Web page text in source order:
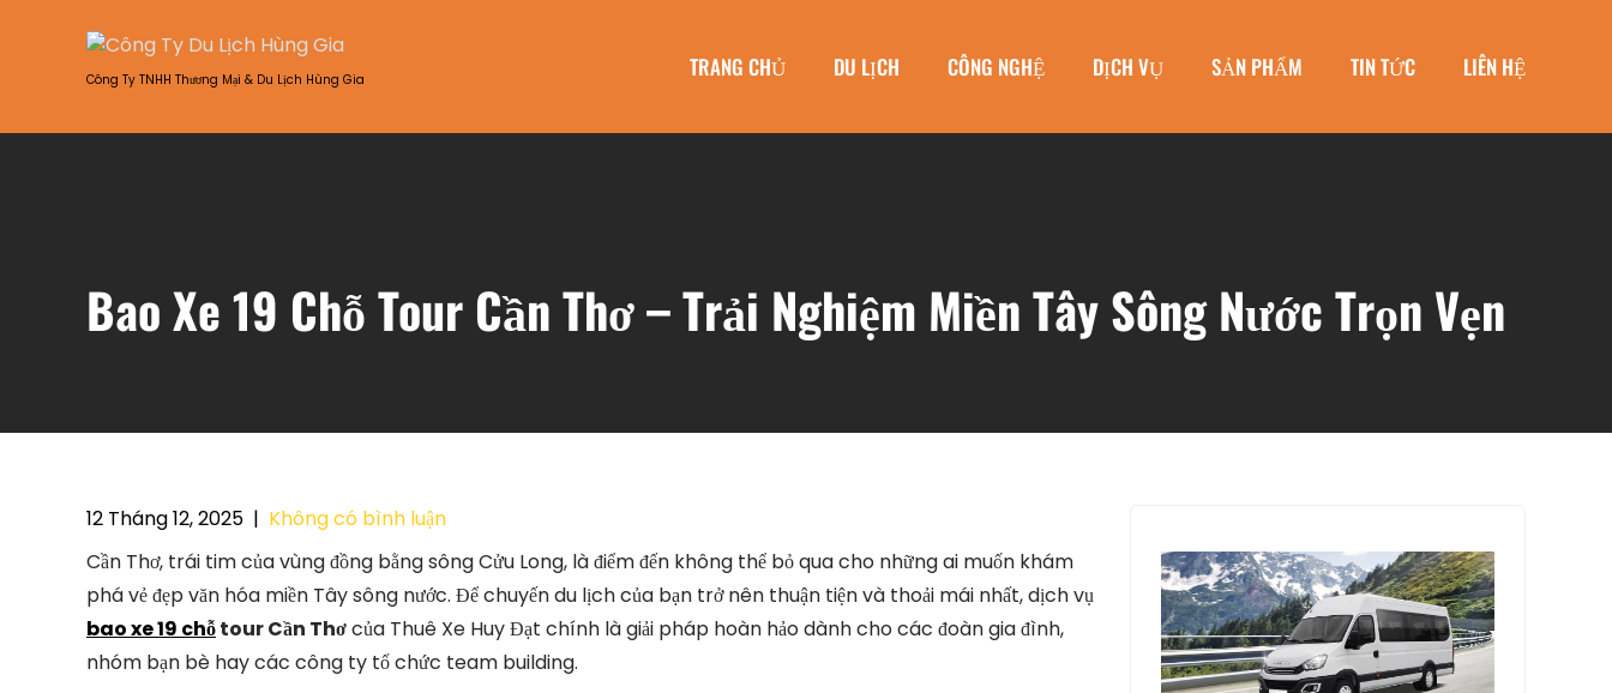
Công Ty TNHH Thương Mại & Du Lịch Hùng Gia TRANG CHỦ DU LỊCH CÔNG NGHỆ DỊCH VỤ SẢN PHẨM TIN TỨC LIÊN HỆ
Bao Xe 19 Chỗ Tour Cần Thơ – Trải Nghiệm Miền Tây Sông Nước Trọn Vẹn
12 Tháng 12, 2025 | Không có bình luận
Cần Thơ, trái tim của vùng đồng bằng sông Cửu Long, là điểm đến không thể bỏ qua cho những ai muốn khám
phá vẻ đẹp văn hóa miền Tây sông nước. Để chuyến du lịch của bạn trở nên thuận tiện và thoải mái nhất, dịch vụ
bao xe 19 chỗtour Cần Thơcủa Thuê Xe Huy Đạt chính là giải pháp hoàn hảo dành cho các đoàn gia đình,
nhóm bạn bè hay các công ty tổ chức team building.